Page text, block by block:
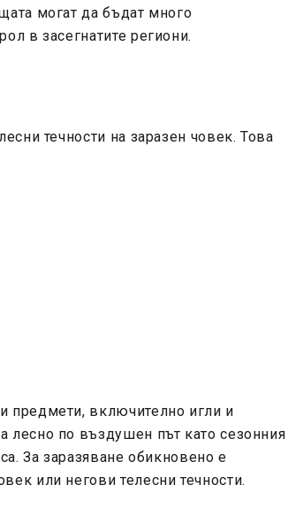
могат да бъдат много
в засегнатите региони.
течности на заразен човек. Това
предмети, включително игли и
лесно по въздушен път като сезонния
За заразяване обикновено е
или негови телесни течности.